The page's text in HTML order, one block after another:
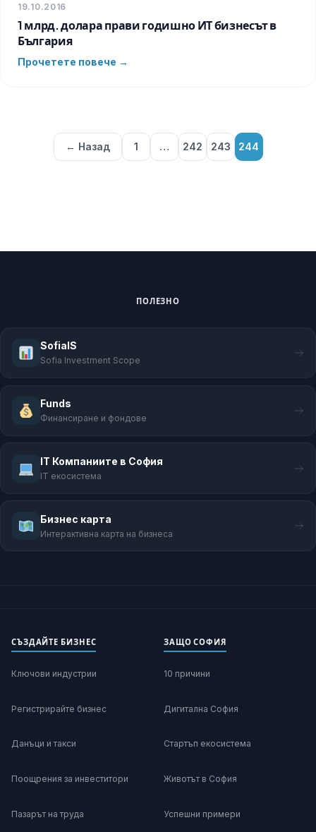
19.10.2016
1 млрд. долара прави годишно ИТ бизнесът в
България
Прочетете повече →
← Назад 1 … 242 243 244
ПОЛЕЗНО
SofiaIS
Sofia Investment Scope
Funds
Финансиране и фондове
IT Компаниите в София
IT екосистема
Бизнес карта
Интерактивна карта на бизнеса
СЪЗДАЙТЕ БИЗНЕС
Ключови индустрии
Регистрирайте бизнес
Данъци и такси
Поощрения за инвеститори
Пазарът на труда
ЗАЩО СОФИЯ
10 причини
Дигитална София
Стартъп екосистема
Животът в София
Успешни примери